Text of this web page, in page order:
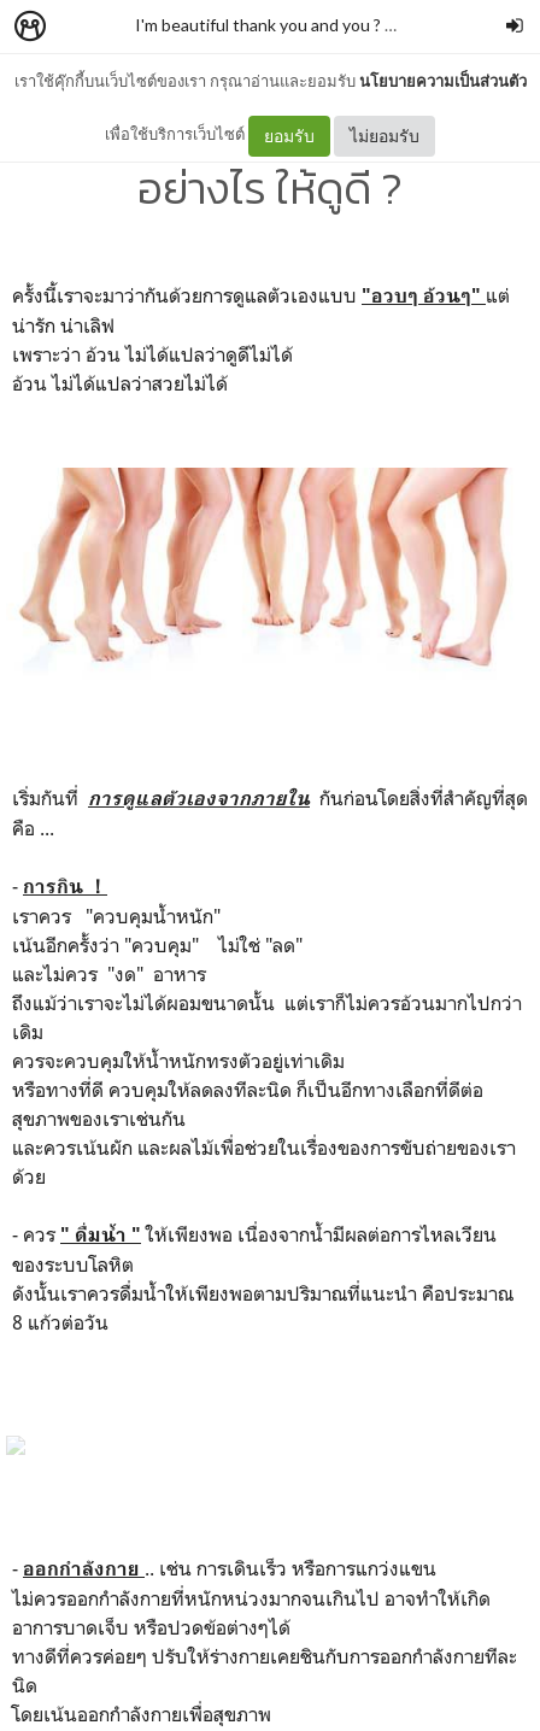
เราใช้คุ๊กกี้บนเว็บไซต์ของเรา กรุณาอ่านและยอมรับนโยบายความเป็นส่วนตัว
เพื่อใช้บริการเว็บไซต์ ยอมรับ ไม่ยอมรับ
I'm beautiful thank you and you ?
HOW TO " อวบ / อ้วน "
อย่างไร ให้ดูดี ?
ครั้งนี้เราจะมาว่ากันด้วยการดูแลตัวเองแบบ "อวบๆ อ้วนๆ" แต่
น่ารัก น่าเลิฟ
เพราะว่า อ้วน ไม่ได้แปลว่าดูดีไม่ได้
อ้วน ไม่ได้แปลว่าสวยไม่ได้
เริ่มกันที่ การดูแลตัวเองจากภายใน กันก่อนโดยสิ่งที่สำคัญที่สุด
คือ ...
- การกิน ！
เราควร "ควบคุมน้ำหนัก"
เน้นอีกครั้งว่า "ควบคุม" ไม่ใช่ "ลด"
และไม่ควร "งด" อาหาร
ถึงแม้ว่าเราจะไม่ได้ผอมขนาดนั้น แต่เราก็ไม่ควรอ้วนมากไปกว่า
เดิม
ควรจะควบคุมให้น้ำหนักทรงตัวอยู่เท่าเดิม
หรือทางที่ดี ควบคุมให้ลดลงทีละนิด ก็เป็นอีกทางเลือกที่ดีต่อ
สุขภาพของเราเช่นกัน
และควรเน้นผัก และผลไม้เพื่อช่วยในเรื่องของการขับถ่ายของเรา
ด้วย
- ควร " ดื่มน้ำ " ให้เพียงพอ เนื่องจากน้ำมีผลต่อการไหลเวียน
ของระบบโลหิต
ดังนั้นเราควรดื่มน้ำให้เพียงพอตามปริมาณที่แนะนำ คือประมาณ
8 แก้วต่อวัน
- ออกกำลังกาย .. เช่น การเดินเร็ว หรือการแกว่งแขน
ไม่ควรออกกำลังกายที่หนักหน่วงมากจนเกินไป อาจทำให้เกิด
อาการบาดเจ็บ หรือปวดข้อต่างๆได้
ทางดีที่ควรค่อยๆ ปรับให้ร่างกายเคยชินกับการออกกำลังกายทีละ
นิด
โดยเน้นออกกำลังกายเพื่อสุขภาพ